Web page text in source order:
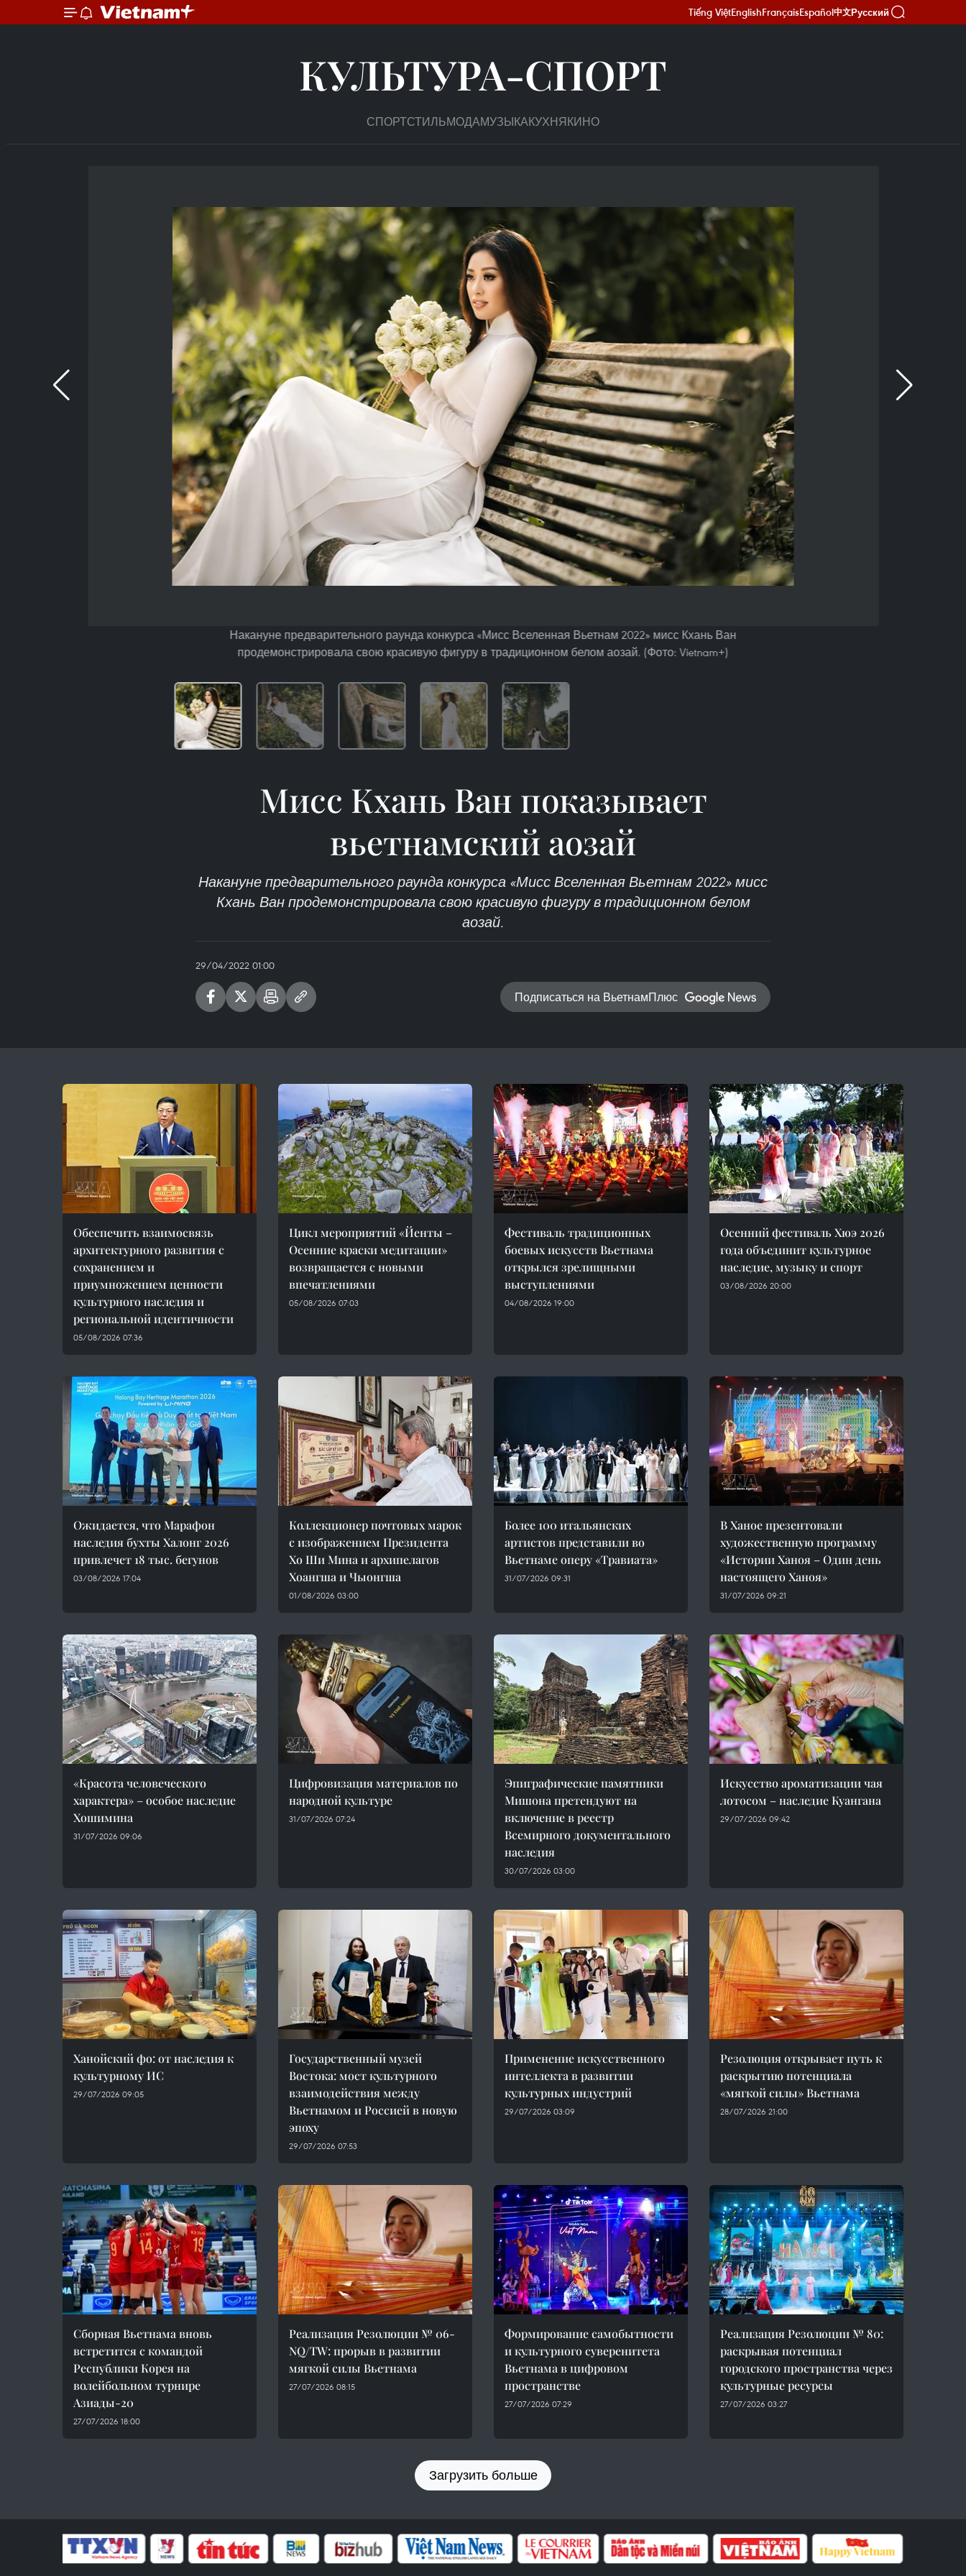
Tiếng ViệtEnglishFrançaisEspañol中文Русский
КУЛЬТУРА-СПОРТ
СПОРТСТИЛЬМОДАМУЗЫКАКУХНЯКИНО
Накануне предварительного раунда конкурса «Мисс Вселенная Вьетнам 2022» мисс Кхань Ван
продемонстрировала свою красивую фигуру в традиционном белом аозай. (Фото: Vietnam+)
Мисс Кхань Ван показывает
вьетнамский аозай
Накануне предварительного раунда конкурса «Мисс Вселенная Вьетнам 2022» мисс
Кхань Ван продемонстрировала свою красивую фигуру в традиционном белом
аозай.
29/04/2022 01:00
Подписаться на ВьетнамПлюс
Обеспечить взаимосвязь
архитектурного развития с
сохранением и
приумножением ценности
культурного наследия и
региональной идентичности
05/08/2026 07:36
Цикл мероприятий «Йенты –
Осенние краски медитации»
возвращается с новыми
впечатлениями
05/08/2026 07:03
Фестиваль традиционных
боевых искусств Вьетнама
открылся зрелищными
выступлениями
04/08/2026 19:00
Осенний фестиваль Хюэ 2026
года объединит культурное
наследие, музыку и спорт
03/08/2026 20:00
Ожидается, что Марафон
наследия бухты Халонг 2026
привлечет 18 тыс. бегунов
03/08/2026 17:04
Коллекционер почтовых марок
с изображением Президента
Хо Ши Мина и архипелагов
Хоангша и Чыонгша
01/08/2026 03:00
Более 100 итальянских
артистов представили во
Вьетнаме оперу «Травиата»
31/07/2026 09:31
В Ханое презентовали
художественную программу
«Истории Ханоя – Один день
настоящего Ханоя»
31/07/2026 09:21
«Красота человеческого
характера» – особое наследие
Хошимина
31/07/2026 09:06
Цифровизация материалов по
народной культуре
31/07/2026 07:24
Эпиграфические памятники
Мишона претендуют на
включение в реестр
Всемирного документального
наследия
30/07/2026 03:00
Искусство ароматизации чая
лотосом – наследие Куангана
29/07/2026 09:42
Ханойский фо: от наследия к
культурному ИС
29/07/2026 09:05
Государственный музей
Востока: мост культурного
взаимодействия между
Вьетнамом и Россией в новую
эпоху
29/07/2026 07:53
Применение искусственного
интеллекта в развитии
культурных индустрий
29/07/2026 03:09
Резолюция открывает путь к
раскрытию потенциала
«мягкой силы» Вьетнама
28/07/2026 21:00
Сборная Вьетнама вновь
встретится с командой
Республики Корея на
волейбольном турнире
Азиады-20
27/07/2026 18:00
Реализация Резолюции № 06-
NQ/TW: прорыв в развитии
мягкой силы Вьетнама
27/07/2026 08:15
Формирование самобытности
и культурного суверенитета
Вьетнама в цифровом
пространстве
27/07/2026 07:29
Реализация Резолюции № 80:
раскрывая потенциал
городского пространства через
культурные ресурсы
27/07/2026 03:27
Загрузить больше